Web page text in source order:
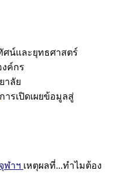
ศน์และยุทธศาสตร์
งค์กร
าลัย
การเปิดเผยข้อมูลสู่
ฬาฯ เหตุผลที่...ทำไมต้อง